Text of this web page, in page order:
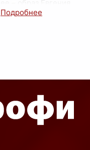
Онегина, загадочного и
противоречивого геро